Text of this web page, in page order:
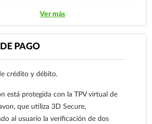
de dosis más altas de agentes
que se sabe penetran la placenta e
se secreta en la leche materna durante
el desarrollo de hipertiroidismo o
la secreción de TSH en el lactante.
pruebas diagnósticas de supresión
el embarazo, ya que está
Ver más
PAGO
crédito y débito.
está protegida con la TPV virtual de
que utiliza 3D Secure,
al usuario la verificación de dos